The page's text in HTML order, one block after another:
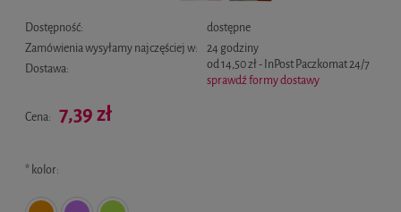
Dostępność:
dostępne
Zamówienia wysyłamy najczęściej w:
24 godziny
Dostawa:
od 14,50 zł- InPost Paczkomat 24/7
sprawdź formy dostawy
Cena: 7,39 zł
*kolor: